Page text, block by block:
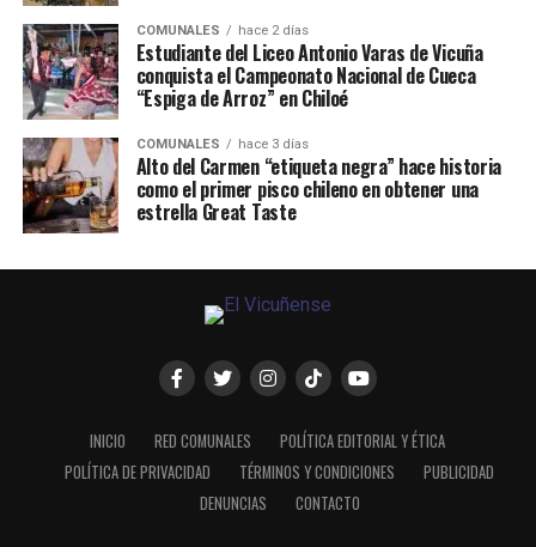
COMUNALES hace 2 días
Estudiante del Liceo Antonio Varas de Vicuña
conquista el Campeonato Nacional de Cueca
“Espiga de Arroz” en Chiloé
COMUNALES hace 3 días
Alto del Carmen “etiqueta negra” hace historia
como el primer pisco chileno en obtener una
estrella Great Taste
INICIO RED COMUNALES
POLÍTICA EDITORIAL Y ÉTICA
POLÍTICA DE PRIVACIDAD
TÉRMINOS Y CONDICIONES
PUBLICIDAD
DENUNCIAS
CONTACTO